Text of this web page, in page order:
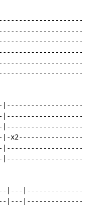
|-
|---
|---